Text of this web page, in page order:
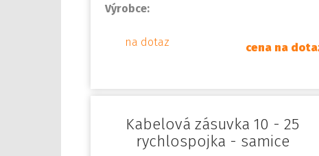
Výrobce:
na dotaz cena na
Kabelová zásuvka 10 - 25
rychlospojka - samice